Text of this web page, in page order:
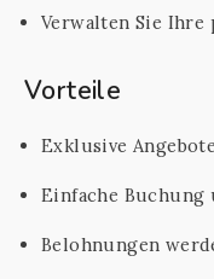
Verwalten Sie Ihre
Vorteile
Exklusive
Einfache Buchung
Belohnungen